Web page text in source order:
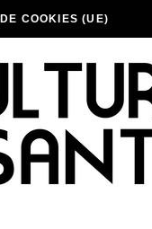
COOKIES (UE)